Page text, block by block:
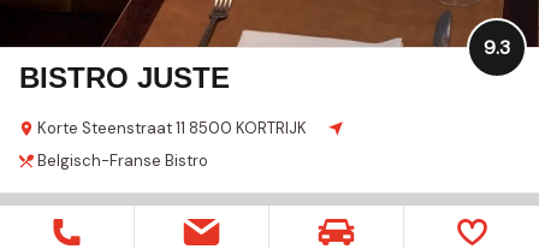
BISTRO JUSTE
Korte Steenstraat 11 8500 KORTRIJK
9.3
Belgisch-Franse Bistro